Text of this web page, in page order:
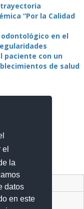
la
datos
en este
trayectoria
“Por la Calidad
odontológico en el
paciente con un
de salud